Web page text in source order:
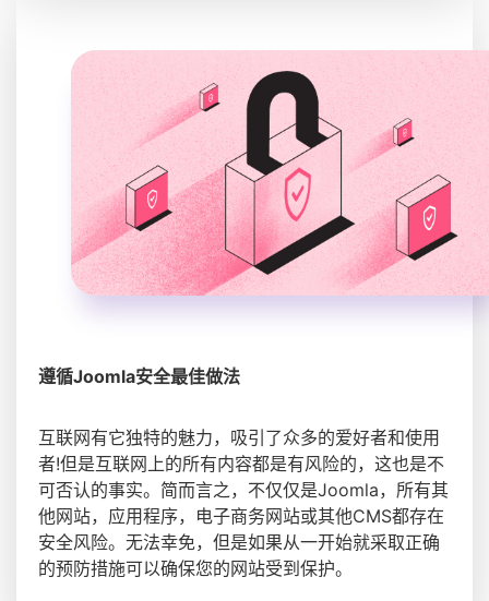
遵循Joomla安全最佳做法
互联网有它独特的魅力，吸引了众多的爱好者和使用
者!但是互联网上的所有内容都是有风险的，这也是不
可否认的事实。简而言之，不仅仅是Joomla，所有其
他网站，应用程序，电子商务网站或其他CMS都存在
安全风险。无法幸免，但是如果从一开始就采取正确
的预防措施可以确保您的网站受到保护。